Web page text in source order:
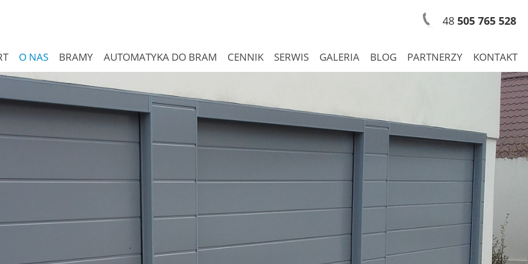
48 505 765 528
O NAS BRAMY AUTOMATYKA DO BRAM CENNIK SERWIS GALERIA BLOG PARTNERZY KONTAKT